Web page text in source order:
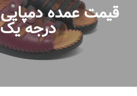
قیمت عمده
درجه یک